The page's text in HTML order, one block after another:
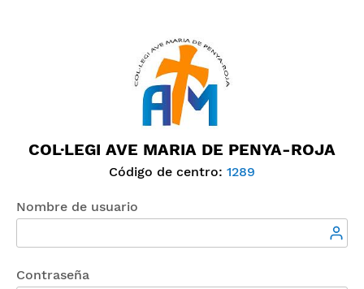
COL·LEGI AVE MARIA DE PENYA-ROJA
Código de centro: 1289
Nombre de usuario
Contraseña